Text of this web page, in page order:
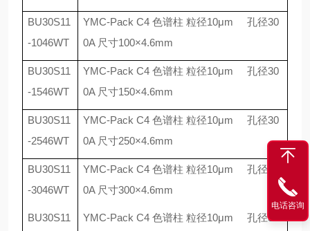
BU30S11
-1046WT
YMC-Pack C4 色谱柱 粒径10μm 孔径30
0A 尺寸100×4.6mm
BU30S11
-1546WT
YMC-Pack C4 色谱柱 粒径10μm 孔径30
0A 尺寸150×4.6mm
BU30S11
-2546WT
YMC-Pack C4 色谱柱 粒径10μm 孔径30
0A 尺寸250×4.6mm
BU30S11
-3046WT
BU30S11
YMC-Pack C4 色谱柱 粒径10μm 孔径
0A 尺寸300×4.6mm
YMC-Pack C4 色谱柱 粒径10μm 孔径30
电话咨询